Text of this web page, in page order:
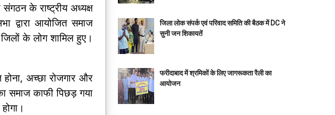
के राष्ट्रीय अध्यक्ष
द्वारा आयोजित समाज
के लोग शामिल हुए।
अच्छा रोजगार और
समाज काफी पिछड़ गया
जिला लोक संपर्क एवं परिवाद समिति की बैठक में DC ने
सुनी जन शिकायतें
फरीदाबाद में श्रमिकों के लिए जागरूकता रैली का
आयोजन